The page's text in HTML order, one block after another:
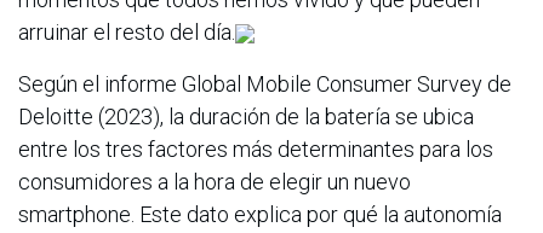
arruinar el resto del día.
Según el informe Global Mobile Consumer Survey de
Deloitte (2023), la duración de la batería se ubica
entre los tres factores más determinantes para los
consumidores a la hora de elegir un nuevo
smartphone. Este dato explica por qué la autonomía